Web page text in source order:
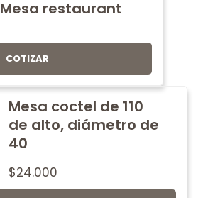
Mesa restaurant
COTIZAR
Mesa coctel de 110
de alto, diámetro de
40
$24.000